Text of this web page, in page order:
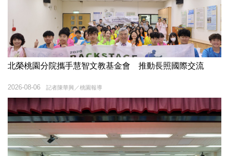
北榮桃園分院攜手慧智文教基金會 推動長照國際交流
記者陳華興／桃園報導
2026-08-06